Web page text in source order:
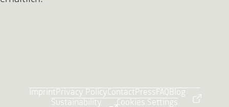
ImprintPrivacy PolicyContactPressFAQBlog
Sustainability
Cookies Settings